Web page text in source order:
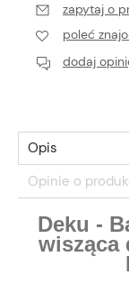
zapytaj o
poleć
dodaj
Opis
Opinie o
Deku -
wisząca